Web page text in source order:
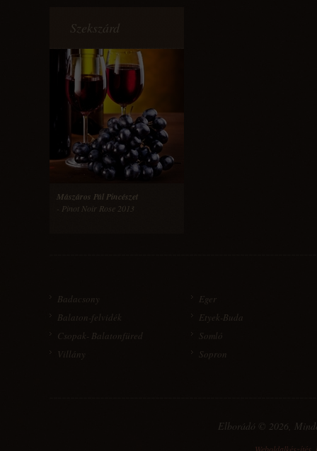
Szekszárd
Mászáros Pál Pincészet
- Pinot Noir Rose 2013
Badacsony
Balaton-felvidék
Csopak- Balatonfüred
Villány
Eger
Etyek-Buda
Somló
Sopron
Elborádó © 2026,